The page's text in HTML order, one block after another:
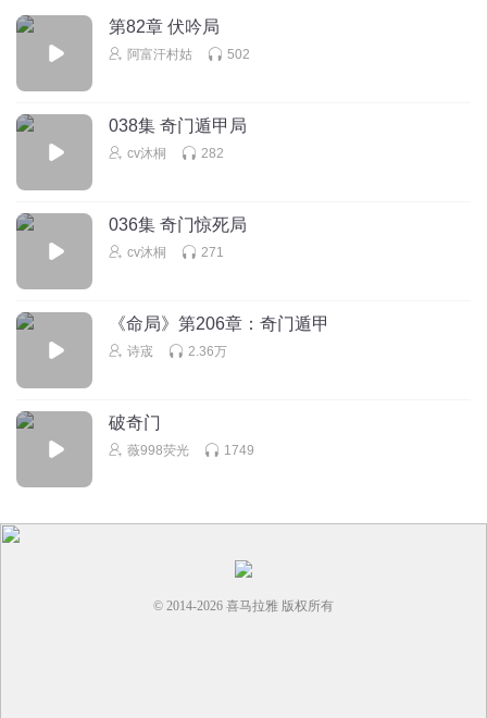
第82章 伏吟局
阿富汗村姑 502
038集 奇门遁甲局
cv沐桐 282
036集 奇门惊死局
cv沐桐 271
《命局》第206章：奇门遁甲
诗宬 2.36万
破奇门
薇998荧光 1749
© 2014-2026 喜马拉雅 版权所有